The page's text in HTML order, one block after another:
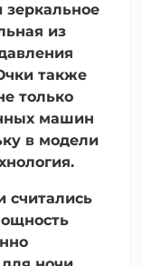
из
также
только
машин
в модели